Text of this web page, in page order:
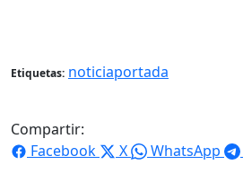
Etiquetas: noticiaportada
Compartir:
Facebook
X WhatsApp